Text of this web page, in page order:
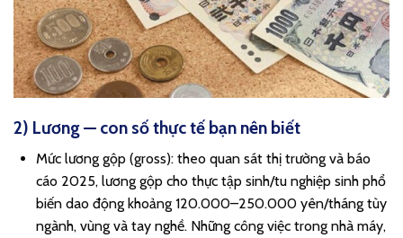
2) Lương — con số thực tế bạn nên biết
Mức lương gộp (gross): theo quan sát thị trường và báo
cáo 2025, lương gộp cho thực tập sinh/tu nghiệp sinh phổ
biến dao động khoảng 120.000–250.000 yên/tháng tùy
ngành, vùng và tay nghề. Những công việc trong nhà máy,